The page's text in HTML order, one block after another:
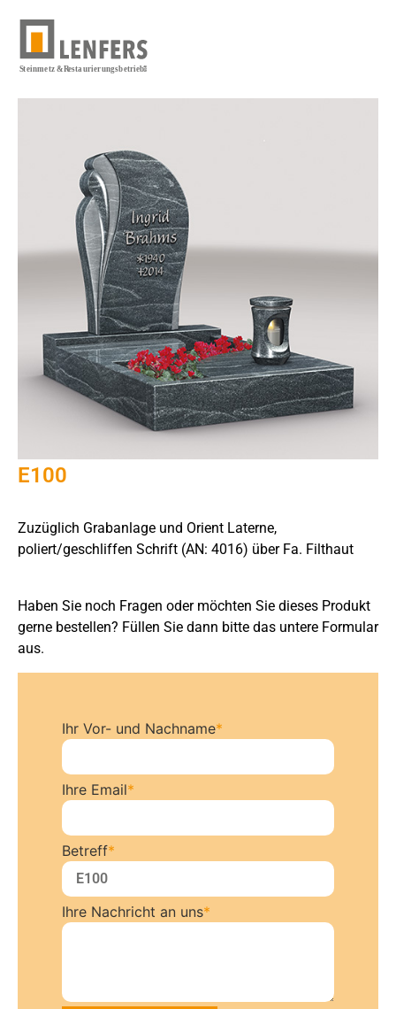
E100
Zuzüglich Grabanlage und Orient Laterne,
poliert/geschliffen Schrift (AN: 4016) über Fa. Filthaut
Haben Sie noch Fragen oder möchten Sie dieses Produkt
gerne bestellen? Füllen Sie dann bitte das untere Formular
aus.
Ihr Vor- und Nachname*
Ihre Email*
Betreff*
Ihre Nachricht an uns*